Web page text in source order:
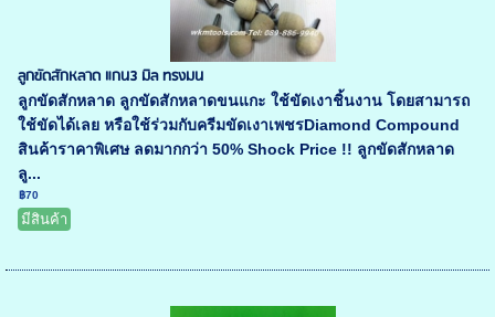
ลูกขัดสักหลาด แกน3 มิล ทรงมน
ลูกขัดสักหลาด ลูกขัดสักหลาดขนแกะ ใช้ขัดเงาชิ้นงาน โดยสามารถ
ใช้ขัดได้เลย หรือใช้ร่วมกับครีมขัดเงาเพชรDiamond Compound
สินค้าราคาพิเศษ ลดมากกว่า 50% Shock Price !! ลูกขัดสักหลาด
ลู...
฿70
มีสินค้า